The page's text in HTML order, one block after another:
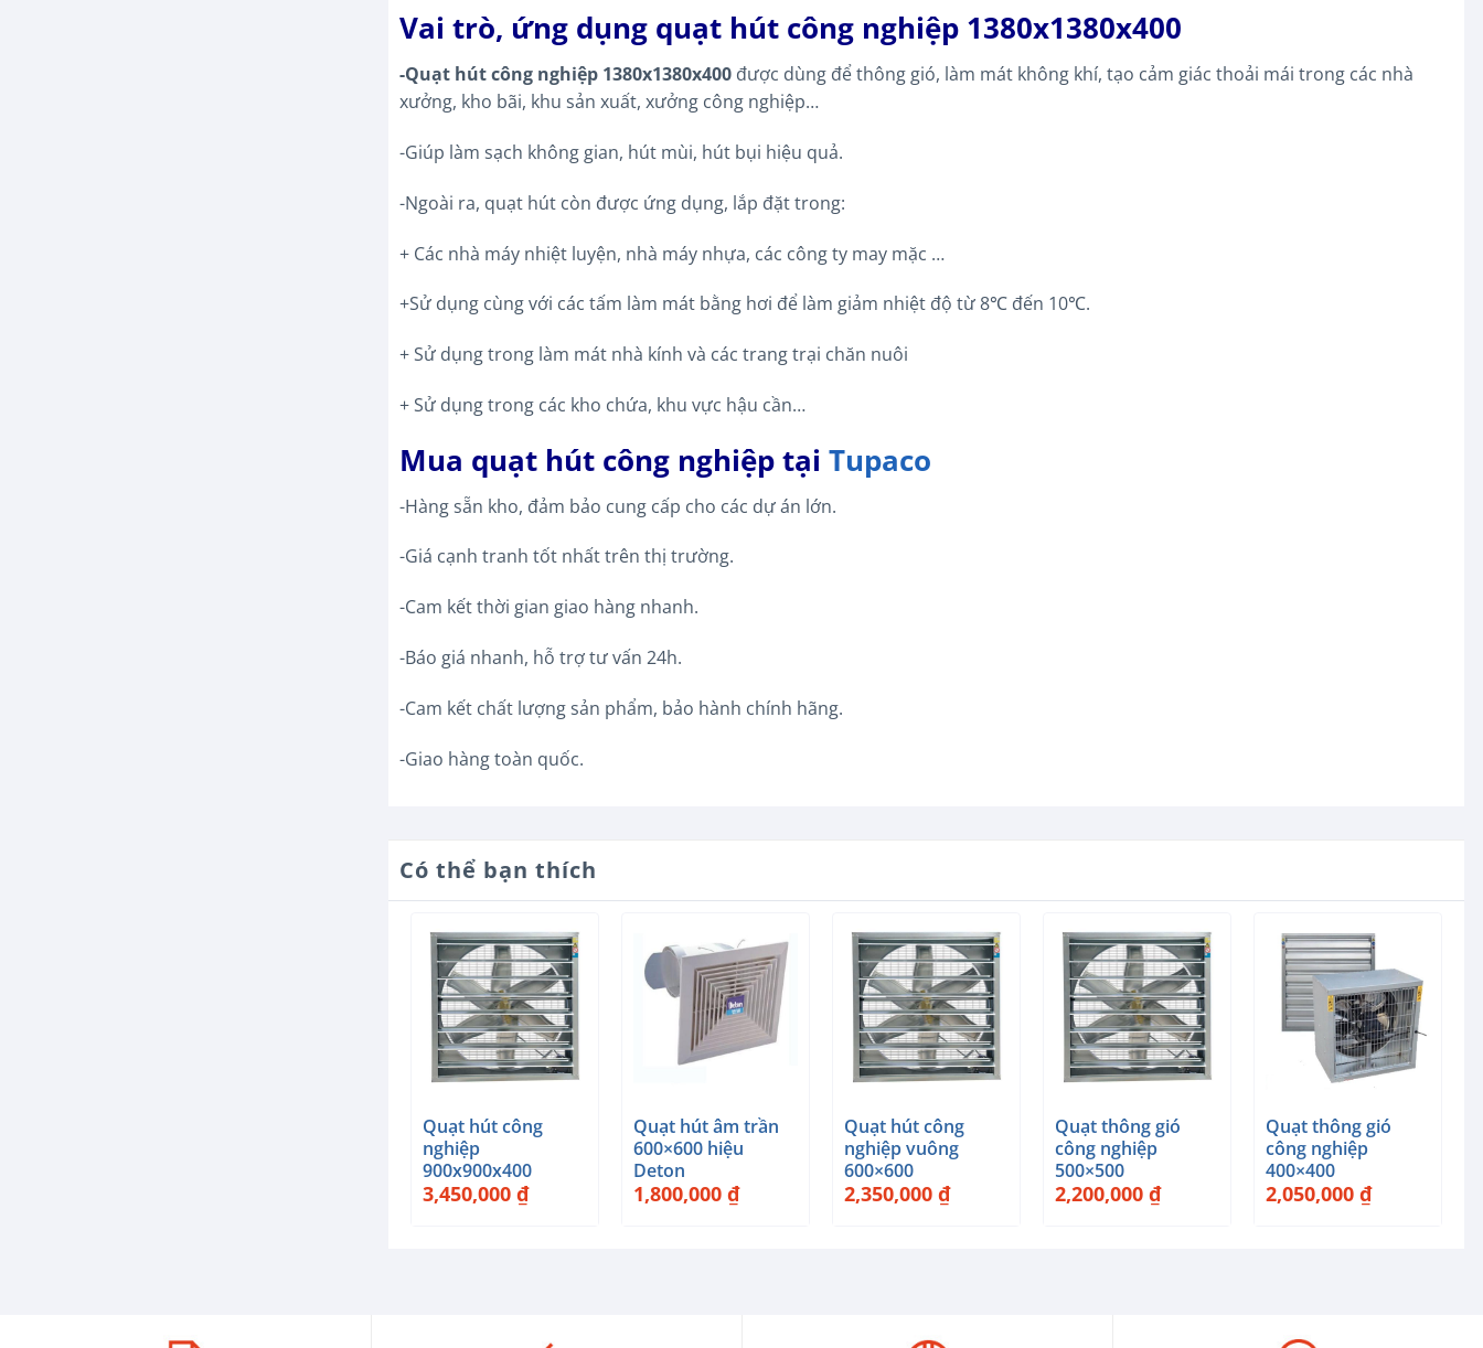
Vai trò, ứng dụng quạt hút công nghiệp 1380x1380x400
-Quạt hút công nghiệp 1380x1380x400 được dùng để thông gió, làm mát không khí, tạo cảm giác thoải mái trong các nhà
xưởng, kho bãi, khu sản xuất, xưởng công nghiệp…
-Giúp làm sạch không gian, hút mùi, hút bụi hiệu quả.
-Ngoài ra, quạt hút còn được ứng dụng, lắp đặt trong:
+ Các nhà máy nhiệt luyện, nhà máy nhựa, các công ty may mặc …
+Sử dụng cùng với các tấm làm mát bằng hơi để làm giảm nhiệt độ từ 8℃ đến 10℃.
+ Sử dụng trong làm mát nhà kính và các trang trại chăn nuôi
+ Sử dụng trong các kho chứa, khu vực hậu cần…
Mua quạt hút công nghiệp tại Tupaco
-Hàng sẵn kho, đảm bảo cung cấp cho các dự án lớn.
-Giá cạnh tranh tốt nhất trên thị trường.
-Cam kết thời gian giao hàng nhanh.
-Báo giá nhanh, hỗ trợ tư vấn 24h.
-Cam kết chất lượng sản phẩm, bảo hành chính hãng.
-Giao hàng toàn quốc.
Có thể bạn thích
+
Quạt hút công
nghiệp
900x900x400
3,450,000 ₫
Quạt hút âm trần
600×600 hiệu
Deton
1,800,000 ₫
+
Quạt hút công
nghiệp vuông
600×600
2,350,000 ₫
+
Quạt thông gió
công nghiệp
500×500
2,200,000 ₫
Quạt thông gió
công nghiệp
400×400
2,050,000 ₫